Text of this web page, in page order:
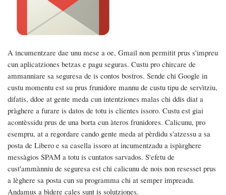
A incumentzare dae unu mese a oe, Gmail non permitit prus s'impreu
cun aplicatziones betzas e pagu seguras. Custu pro chircare de
ammanniare sa seguresa de is contos bostros. Sende chi Google in
custu momentu est su prus frunidore mannu de custu tipu de servìtziu,
difatis, ddoe at gente meda cun intentziones malas chi ddis diat a
pràghere a furare is datos de totu is clientes issoro. Custu est giai
acontèssidu prus de una borta cun àteros frunidores. Calicunu, pro
esempru, at a regordare cando gente meda at pèrdidu s'atzessu a sa
posta de Libero e sa casella issoro at incumentzadu a ispàrghere
messàgios SPAM a totu is cuntatos sarvados. S'efetu de
cust'ammànniu de seguresa est chi calicunu de nois non resesset prus
a lèghere sa posta cun su programma chi at semper impreadu.
Andamus a bìdere cales sunt is solutziones.